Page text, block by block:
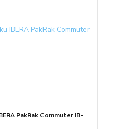
PakRak Commuter IB-